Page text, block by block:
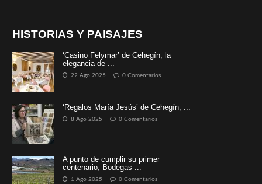
HISTORIAS Y PAISAJES
‘Casino Felymar’ de Cehegín, la
elegancia de ...
22 Ago 2025 0 Comentarios
‘Regalos María Jesús’ de Cehegín, ...
8 Ago 2025 0 Comentarios
A punto de cumplir su primer
centenario, Bodegas ...
1 Ago 2025 0 Comentarios